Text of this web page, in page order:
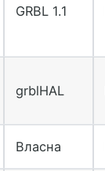
GRBL 1.1
grblHAL
Власна